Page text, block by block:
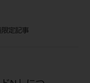
限定記事